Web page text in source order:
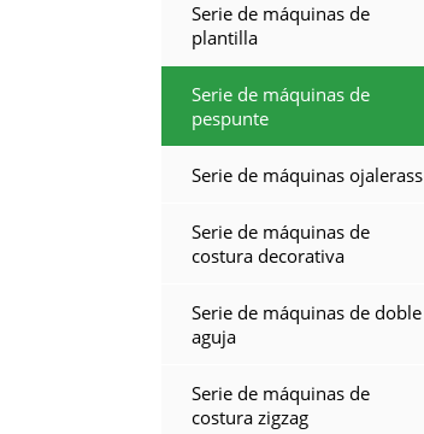
Serie de máquinas de
plantilla
Serie de máquinas de
pespunte
Serie de máquinas ojalerass
Serie de máquinas de
costura decorativa
Serie de máquinas de doble
aguja
Serie de máquinas de
costura zigzag